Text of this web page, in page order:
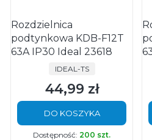
Rozdzielnica
podtynkowa KDB-F12T
63A IP30 Ideal 23618
PRODUCENT
IDEAL-TS
Cena
44,99 zł
DO KOSZYKA
Dostępność: 200 szt.